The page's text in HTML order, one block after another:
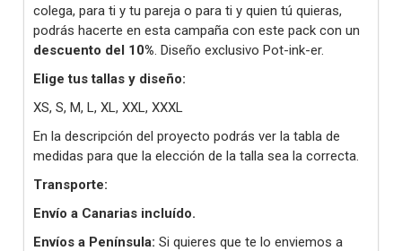
colega, para ti y tu pareja o para ti y quien tú quieras,
podrás hacerte en esta campaña con este pack con un
descuento del 10%. Diseño exclusivo Pot-ink-er.
Elige tus tallas y diseño:
XS, S, M, L, XL, XXL, XXXL
En la descripción del proyecto podrás ver la tabla de
medidas para que la elección de la talla sea la correcta.
Transporte:
Envío a Canarias incluído.
Envíos a Península: Si quieres que te lo enviemos a